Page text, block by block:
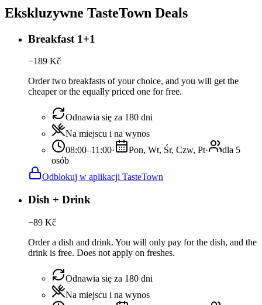
Ekskluzywne TasteTown Deals
Breakfast 1+1
−189 Kč
Order two breakfasts of your choice, and you will get the
cheaper or the equally priced one for free.
Odnawia się za 180 dni
Na miejscu i na wynos
08:00–11:00· Pon, Wt, Śr, Czw, Pt·
dla 5
osób
Odblokuj w aplikacji TasteTown
Dish + Drink
−89 Kč
Order a dish and drink. You will only pay for the dish, and the
drink is free. Does not apply on freshes.
Odnawia się za 180 dni
Na miejscu i na wynos